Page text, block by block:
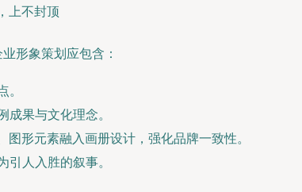
上不封顶
形象策划应包含：
。
成果与文化理念。
形元素融入画册设计，强化品牌一致性。
人入胜的叙事。